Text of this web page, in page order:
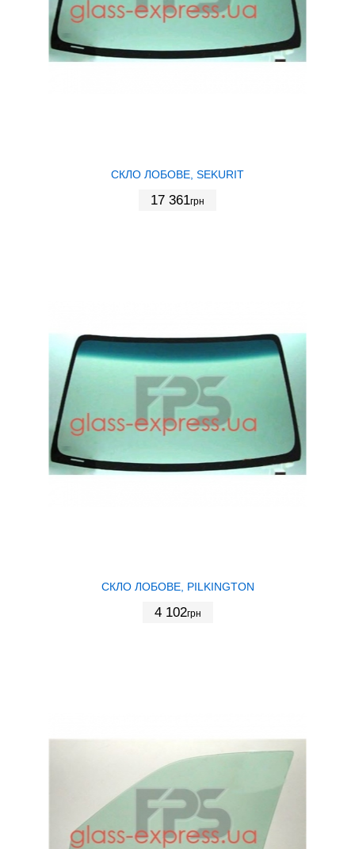
СКЛО ЛОБОВЕ, SEKURIT
17 361грн
СКЛО ЛОБОВЕ, PILKINGTON
4 102грн